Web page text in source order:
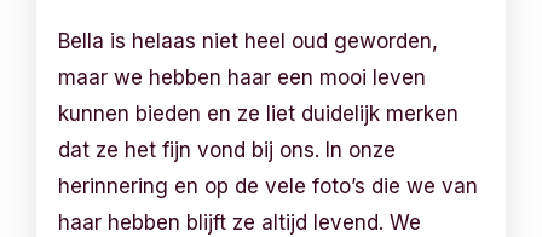
Bella is helaas niet heel oud geworden,
maar we hebben haar een mooi leven
kunnen bieden en ze liet duidelijk merken
dat ze het fijn vond bij ons. In onze
herinnering en op de vele foto’s die we van
haar hebben blijft ze altijd levend. We